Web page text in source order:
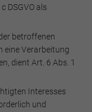
DSGVO als
betroffenen
eine Verarbeitung
dient Art. 6 Abs. 1
Interesses
und